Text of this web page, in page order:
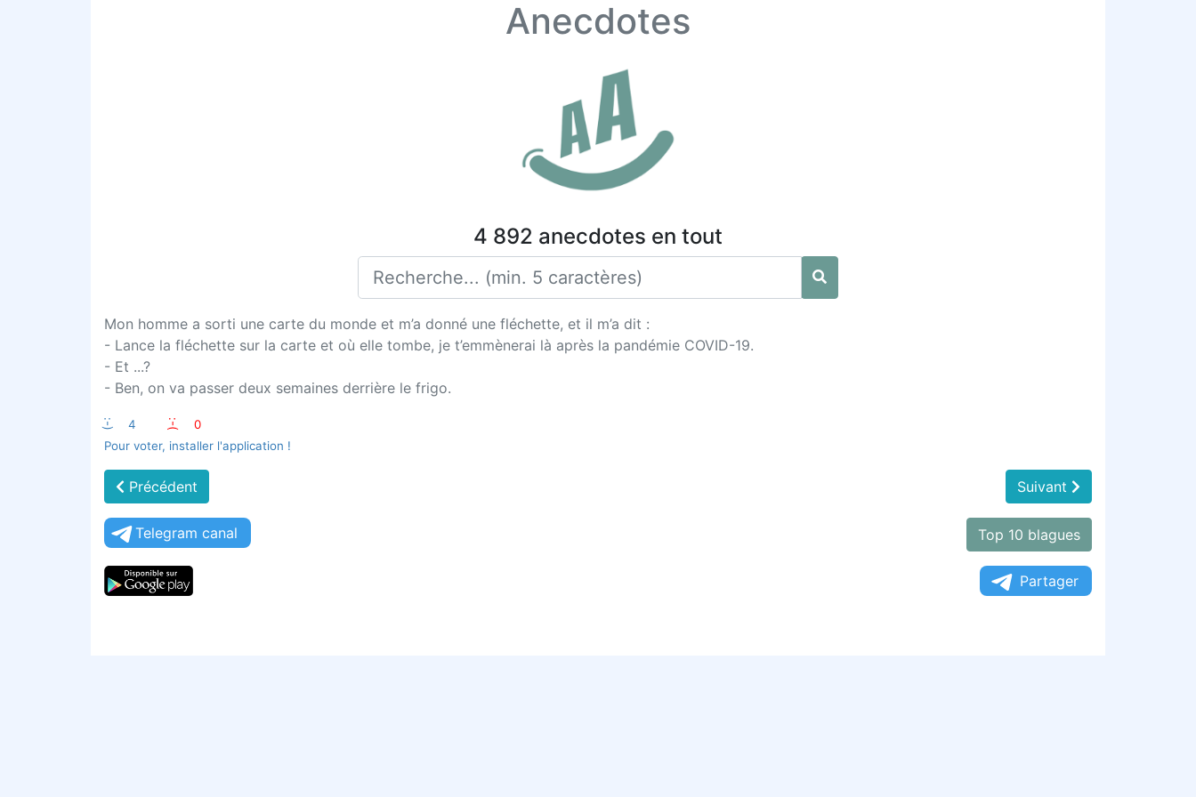
Anecdotes
4 892 anecdotes en tout
Mon homme a sorti une carte du monde et m’a donné une fléchette, et il m’a dit :
- Lance la fléchette sur la carte et où elle tombe, je t’emmènerai là après la pandémie COVID-19.
- Et ...?
- Ben, on va passer deux semaines derrière le frigo.
:-) 4 :-(
0
Pour voter, installer l'application !
Précédent Suivant
Telegram canal Top 10 blagues
Partager